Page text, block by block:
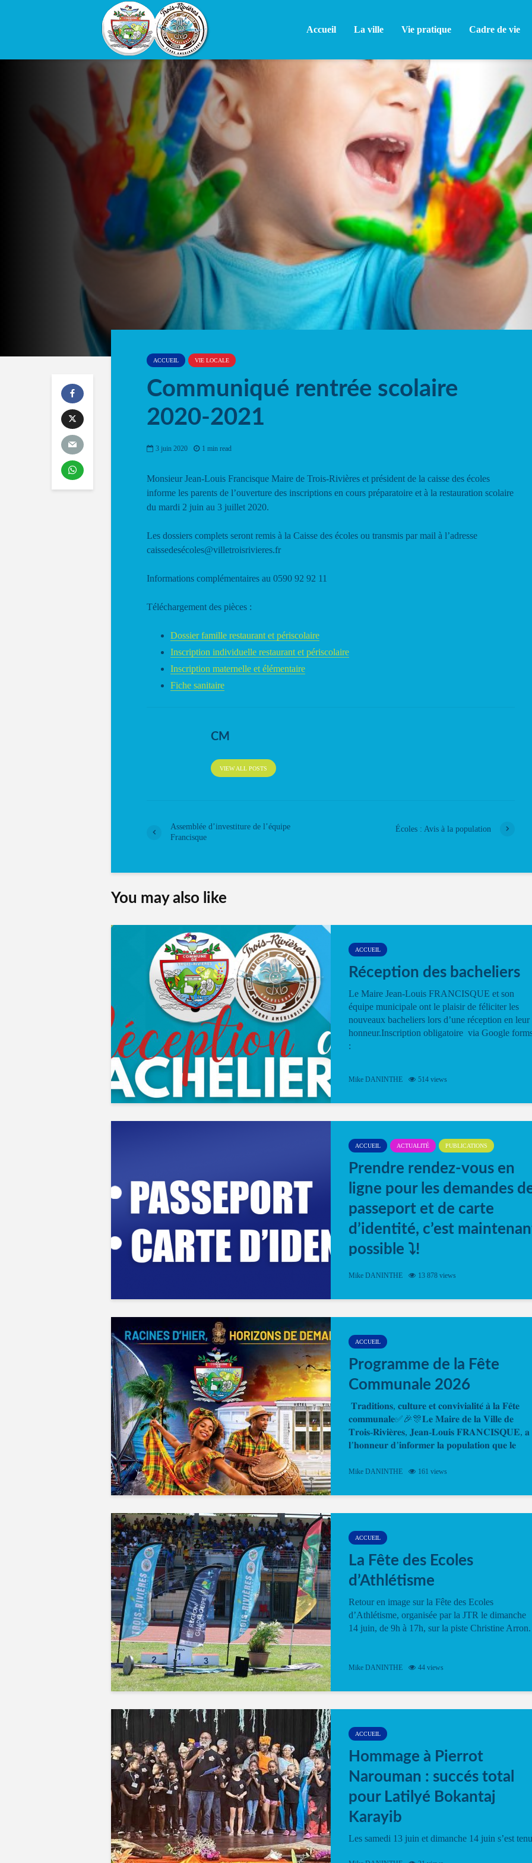
Accueil La ville Vie pratique Cadre de vie
ACCUEIL VIE LOCALE
Communiqué rentrée scolaire
2020-2021
3 juin 2020 1 min read
Monsieur Jean-Louis Francisque Maire de Trois-Rivières et président de la caisse des écoles
informe les parents de l’ouverture des inscriptions en cours préparatoire et à la restauration scolaire
du mardi 2 juin au 3 juillet 2020.
Les dossiers complets seront remis à la Caisse des écoles ou transmis par mail à l’adresse
caissedesécoles@villetroisrivieres.fr
Informations complémentaires au 0590 92 92 11
Téléchargement des pièces :
Dossier famille restaurant et périscolaire
Inscription individuelle restaurant et périscolaire
Inscription maternelle et élémentaire
Fiche sanitaire
CM
VIEW ALL POSTS
Assemblée d’investiture de l’équipe
Francisque
Écoles : Avis à la population
You may also like
ACCUEIL
Réception des bacheliers
Le Maire Jean-Louis FRANCISQUE et son
équipe municipale ont le plaisir de féliciter les
nouveaux bacheliers lors d’une réception en leur
honneur.Inscription obligatoire via Google
:
Mike DANINTHE 514 views
ACCUEIL ACTUALITÉ PUBLICATIONS
Prendre rendez-vous en
ligne pour les demandes
passeport et de carte
d’identité, c’est
possible ⤵️!
Désormais, il est possible de prendre rendez-
Mike DANINTHE 13 878 views
ACCUEIL
Programme de la Fête
Communale 2026
𝐓𝐫𝐚𝐝𝐢𝐭𝐢𝐨𝐧𝐬, 𝐜𝐮𝐥𝐭𝐮𝐫𝐞 𝐞𝐭 𝐜𝐨𝐧𝐯𝐢𝐯𝐢𝐚𝐥𝐢𝐭𝐞́ 𝐚̀ 𝐥𝐚 𝐅𝐞̂𝐭𝐞
𝐜𝐨𝐦𝐦𝐮𝐧𝐚𝐥𝐞✅🎉🎊𝐋𝐞 𝐌𝐚𝐢𝐫𝐞 𝐝𝐞 𝐥𝐚 𝐕𝐢𝐥𝐥𝐞 𝐝𝐞
𝐓𝐫𝐨𝐢𝐬-𝐑𝐢𝐯𝐢𝐞̀𝐫𝐞𝐬, 𝐉𝐞𝐚𝐧-𝐋𝐨𝐮𝐢𝐬 𝐅𝐑𝐀𝐍𝐂𝐈𝐒𝐐𝐔𝐄, 𝐚
𝐥’𝐡𝐨𝐧𝐧𝐞𝐮𝐫 𝐝’𝐢𝐧𝐟𝐨𝐫𝐦𝐞𝐫 𝐥𝐚 𝐩𝐨𝐩𝐮𝐥𝐚𝐭𝐢𝐨𝐧 𝐪𝐮𝐞 𝐥𝐞
Mike DANINTHE 161 views
ACCUEIL
La Fête des Ecoles
d’Athlétisme
Retour en image sur la Fête des Ecoles
d’Athlétisme, organisée par la JTR le dimanche
14 juin, de 9h à 17h, sur la piste Christine Arron.
Mike DANINTHE 44 views
ACCUEIL
Hommage à Pierrot
Narouman : succés total
pour Latilyé Bokantaj
Karayib
Les samedi 13 juin et dimanche 14 juin s’est tenu